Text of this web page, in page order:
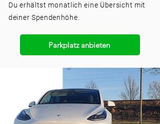
Duerhältst monatlich eine Übersicht mit
deiner Spendenhöhe.
Parkplatz anbieten